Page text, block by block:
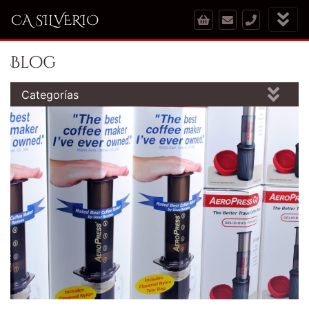
CA SILVERIO
Blog
Categorías